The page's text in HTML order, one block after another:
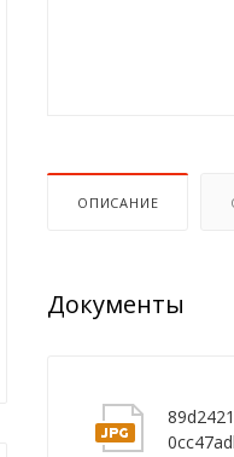
ОПИСАНИЕ
Документы